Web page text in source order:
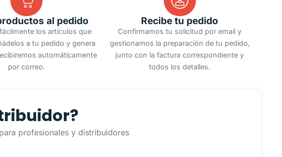
al pedido
los artículos que
a tu pedido y genera
automáticamente
por correo.
Recibe tu pedido
Confirmamos tu solicitud por email y
gestionamos la preparación de tu pedido,
junto con la factura correspondiente y
todos los detalles.
profesionales y distribuidores